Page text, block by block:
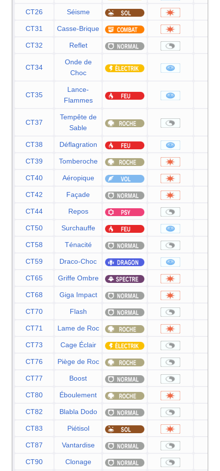
CT26 Séisme
CT31 Casse-Brique
CT32 Reflet
CT34
Onde de
Choc
CT35
Lance-
Flammes
CT37
Tempête de
Sable
CT38 Déflagration
CT39 Tomberoche
CT40 Aéropique
CT42 Façade
CT44 Repos
CT50 Surchauffe
CT58 Ténacité
CT59 Draco-Choc
CT65 Griffe Ombre
CT68 Giga Impact
CT70 Flash
CT71 Lame de Roc
CT73 Cage Éclair
CT76 Piège de Roc
CT77 Boost
CT80 Éboulement
CT82 Blabla Dodo
CT83 Piétisol
CT87 Vantardise
CT90 Clonage